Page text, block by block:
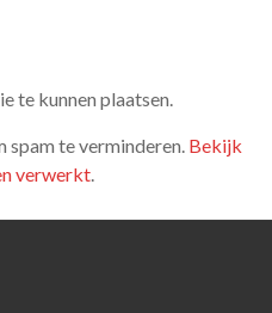
te kunnen plaatsen.
te verminderen. Bekijk
verwerkt.